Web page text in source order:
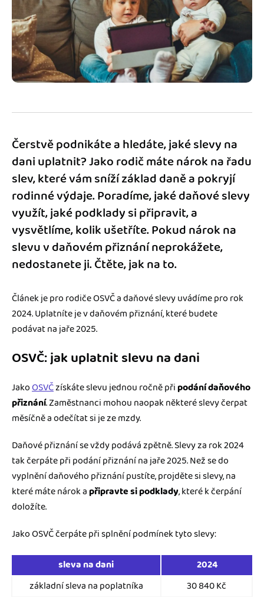
Spřátelené účetní
Katalog doplňků
Jak se vyznat ve fakturaci
Blog
mini akademie
Čerstvě podnikáte a hledáte, jaké slevy na
dani uplatnit? Jako rodič máte nárok na řadu
slev, které vám sníží základ daně a pokryjí
rodinné výdaje. Poradíme, jaké daňové slevy
využít, jaké podklady si připravit, a
vysvětlíme, kolik ušetříte. Pokud nárok na
slevu v daňovém přiznání neprokážete,
nedostanete ji. Čtěte, jak na to.
Článek je pro rodiče OSVČ a daňové slevy uvádíme pro rok
2024. Uplatníte je v daňovém přiznání, které budete
podávat na jaře 2025.
OSVČ: jak uplatnit slevu na dani
JakoOSVČzískáte slevu jednou ročně připodání daňového
přiznání. Zaměstnanci mohou naopak některé slevy čerpat
měsíčně a odečítat si je ze mzdy.
Daňové přiznání se vždy podává zpětně. Slevy za rok 2024
tak čerpáte při podání přiznání na jaře 2025. Než se do
vyplnění daňového přiznání pustíte, projděte si slevy, na
které máte nárok apřipravte si podklady, které k čerpání
doložíte.
Jako OSVČ čerpáte při splnění podmínek tyto slevy:
sleva na dani
2024
základní sleva na poplatníka
30 840 Kč